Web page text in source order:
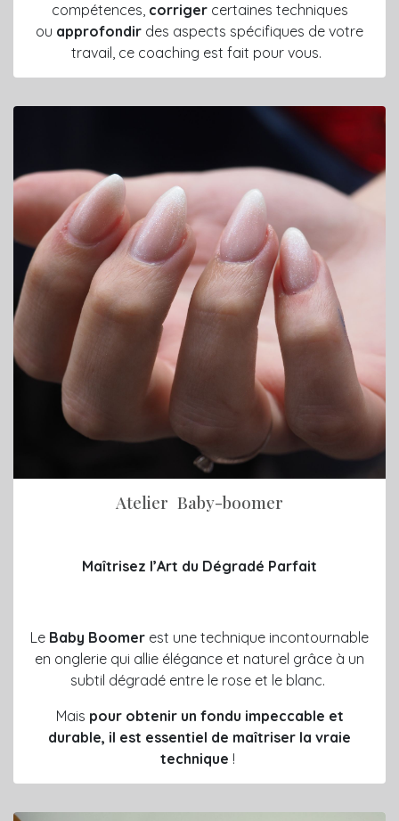
compétences,corriger certaines techniques
ou approfondir des aspects spécifiques de votre
travail, ce coaching est fait pour vous.
Atelier Baby-boomer
Maîtrisez l’Art du Dégradé Parfait
Le Baby Boomer est une technique incontournable
en onglerie qui allie élégance et naturel grâce à un
subtil dégradé entre le rose et le blanc.
Mais pour obtenir un fondu impeccable et
durable, il est essentiel de maîtriser la vraie
technique !